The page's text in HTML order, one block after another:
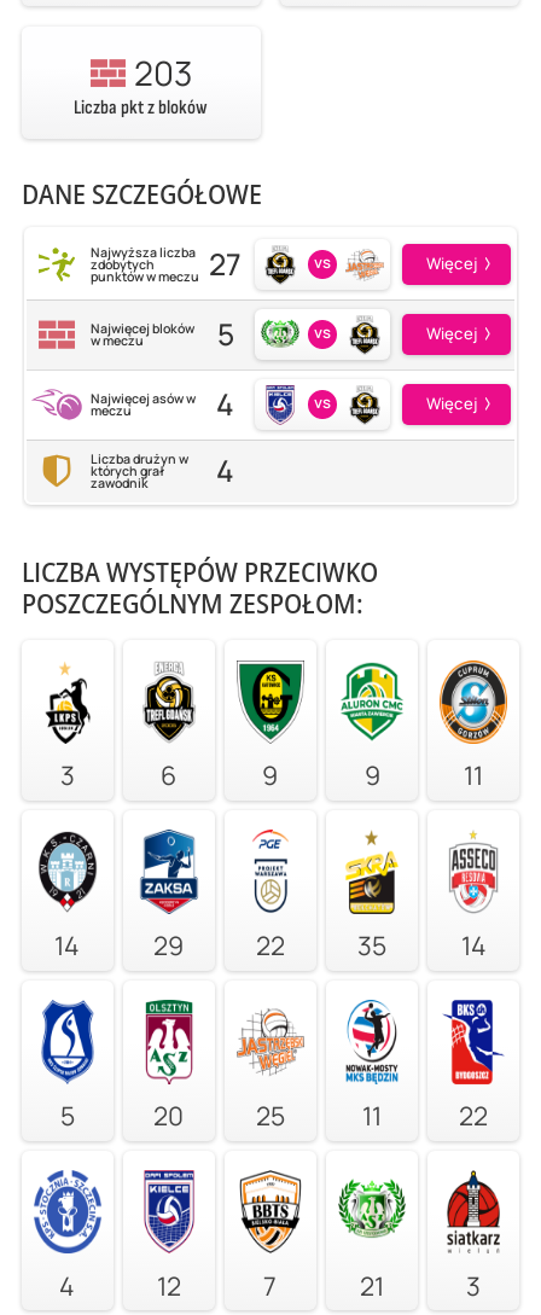
203
Liczba pkt z bloków
DANE SZCZEGÓŁOWE
Najwyższa liczba
zdobytych
punktów w meczu 27 vs Więcej
Najwięcej bloków
w meczu 5 vs Więcej
Najwięcej asów w
meczu 4 vs Więcej
Liczba drużyn w
których grał
zawodnik 4
LICZBA WYSTĘPÓW PRZECIWKO
POSZCZEGÓLNYM ZESPOŁOM:
3 6 9 9 11
14 29 22 35 14
5 20 25 11 22
4 12 7 21 3